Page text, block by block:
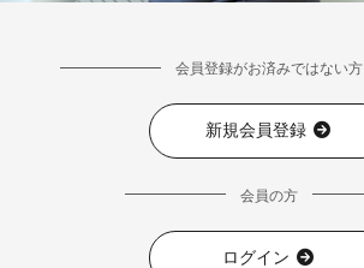
会員登録がお済みではない方
新規会員登録
会員の方
ログイン